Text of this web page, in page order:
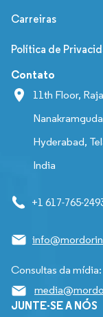
Carreiras
Política de
Contato
11th Floor,
Hyderabad,
India
+1 617-765-
Consultas da mídia:
JUNTE-SE A NÓS